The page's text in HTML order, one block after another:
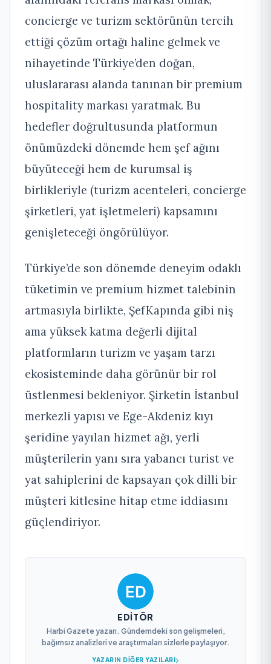
concierge ve turizm sektörünün tercih
ettiği çözüm ortağı haline gelmek ve
nihayetinde Türkiye’den doğan,
uluslararası alanda tanınan bir premium
hospitality markası yaratmak. Bu
hedefler doğrultusunda platformun
önümüzdeki dönemde hem şef ağını
büyüteceği hem de kurumsal iş
birlikleriyle (turizm acenteleri, concierge
şirketleri, yat işletmeleri) kapsamını
genişleteceği öngörülüyor.
Türkiye’de son dönemde deneyim odaklı
tüketimin ve premium hizmet talebinin
artmasıyla birlikte, ŞefKapında gibi niş
ama yüksek katma değerli dijital
platformların turizm ve yaşam tarzı
ekosisteminde daha görünür bir rol
üstlenmesi bekleniyor. Şirketin İstanbul
merkezli yapısı ve Ege-Akdeniz kıyı
şeridine yayılan hizmet ağı, yerli
müşterilerin yanı sıra yabancı turist ve
yat sahiplerini de kapsayan çok dilli bir
müşteri kitlesine hitap etme iddiasını
güçlendiriyor.
EDITÖR
Harbi Gazete yazarı. Gündemdeki son gelişmeleri,
bağımsız analizleri ve araştırmaları sizlerle paylaşıyor.
YAZARIN DIĞER YAZILARI